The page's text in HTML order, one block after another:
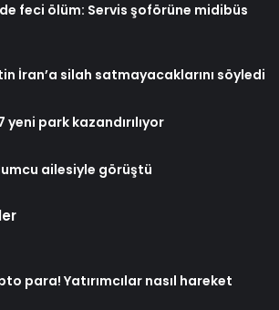
feci ölüm: Servis şoförüne midibüs
İran’a silah satmayacaklarını söyledi
yeni park kazandırılıyor
ailesiyle görüştü
para! Yatırımcılar nasıl hareket